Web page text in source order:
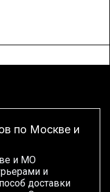
по Москве и
и МО
и
доставки